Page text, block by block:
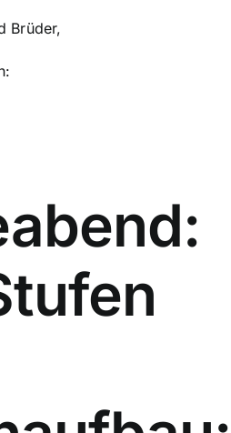
Brüder,